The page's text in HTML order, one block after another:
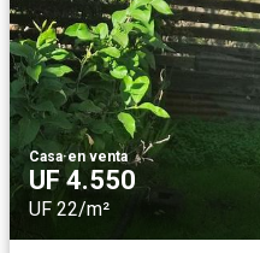
Casa·en venta
UF 4.550
UF 22/m²